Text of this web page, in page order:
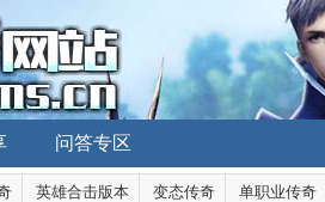
问答专区
英雄合击版本 变态传奇 单职业传奇